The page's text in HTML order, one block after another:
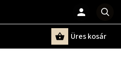
Üres kosár